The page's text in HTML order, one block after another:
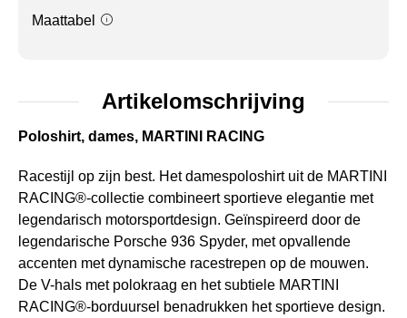
Maattabel
Artikelomschrijving
Poloshirt, dames, MARTINI RACING
Racestijl op zijn best. Het damespoloshirt uit de MARTINI
RACING®-collectie combineert sportieve elegantie met
legendarisch motorsportdesign. Geïnspireerd door de
legendarische Porsche 936 Spyder, met opvallende
accenten met dynamische racestrepen op de mouwen.
De V-hals met polokraag en het subtiele MARTINI
RACING®-borduursel benadrukken het sportieve design.